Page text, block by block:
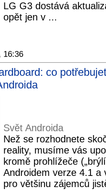
LG G3 dostává
opět jen v ...
16:36
co
Svět Androida
Než se rozhodnete
reality, musíme vás
kromě prohlížeče
Androidem verze 4.1 a
pro většinu zájemců